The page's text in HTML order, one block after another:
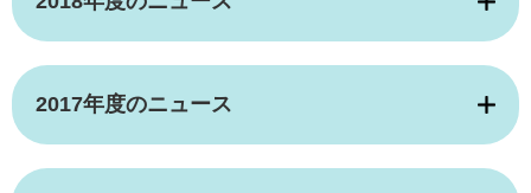
2017年度のニュース